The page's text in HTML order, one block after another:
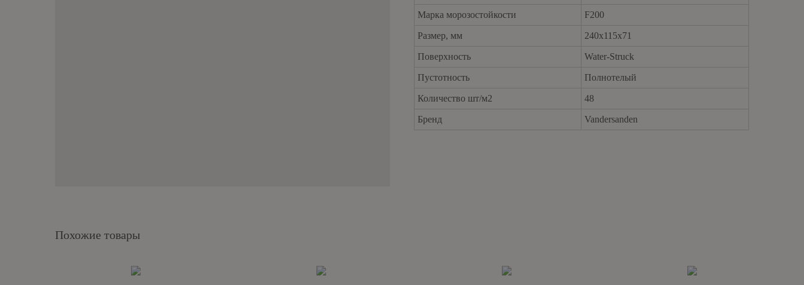
Марка морозостойкости F200
Размер, мм 240x115x71
Поверхность Water-Struck
Пустотность Полнотелый
Количество шт/м2 48
Бренд Vandersanden
Похожие товары